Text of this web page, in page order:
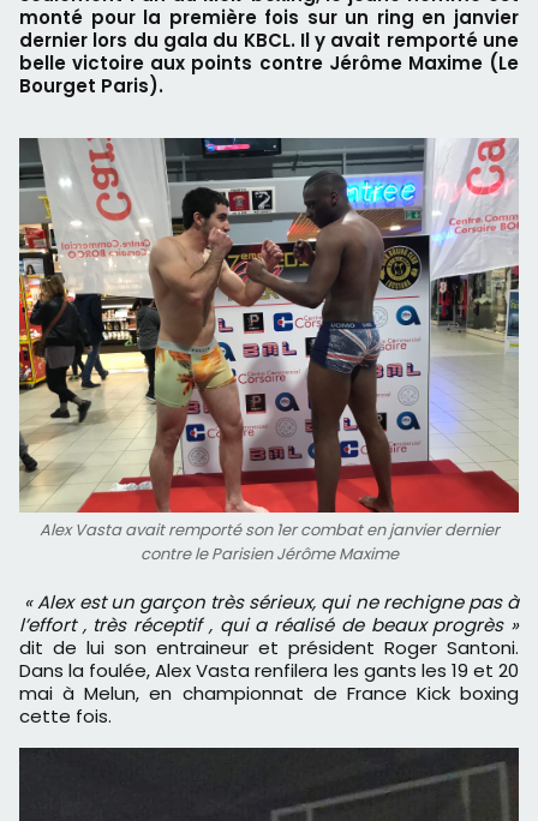
monté pour la première fois sur un ring en janvier
dernier lors du gala du KBCL. Il y avait remporté une
belle victoire aux points contre Jérôme Maxime (Le
Bourget Paris).
Alex Vasta avait remporté son 1er combat en janvier dernier
contre le Parisien Jérôme Maxime
« Alex est un garçon très sérieux, qui ne rechigne pas à
l’effort , très réceptif , qui a réalisé de beaux progrès »
dit de lui son entraineur et président Roger Santoni.
Dans la foulée, Alex Vasta renfilera les gants les 19 et 20
mai à Melun, en championnat de France Kick boxing
cette fois.